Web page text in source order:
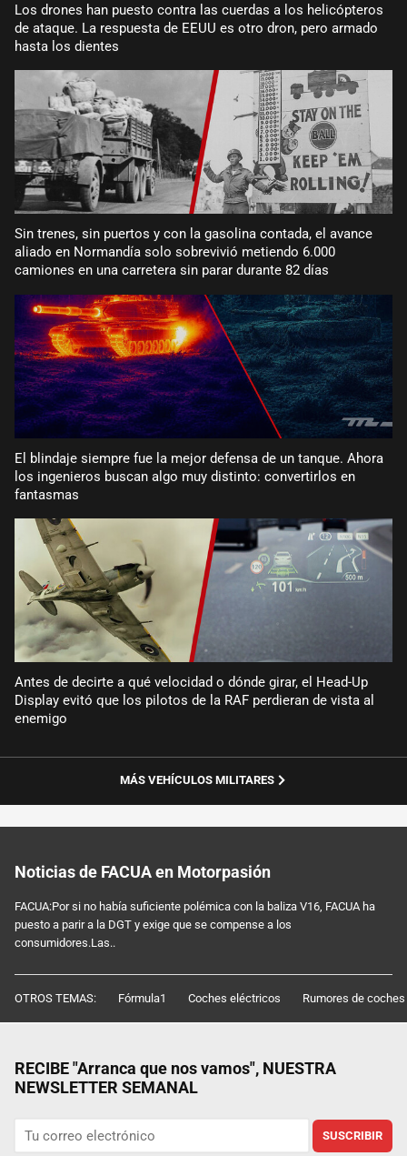
Los drones han puesto contra las cuerdas a los helicópteros
de ataque. La respuesta de EEUU es otro dron, pero armado
hasta los dientes
Sin trenes, sin puertos y con la gasolina contada, el avance
aliado en Normandía solo sobrevivió metiendo 6.000
camiones en una carretera sin parar durante 82 días
El blindaje siempre fue la mejor defensa de un tanque. Ahora
los ingenieros buscan algo muy distinto: convertirlos en
fantasmas
Antes de decirte a qué velocidad o dónde girar, el Head-Up
Display evitó que los pilotos de la RAF perdieran de vista al
enemigo
MÁS VEHÍCULOS MILITARES
Noticias de FACUA en Motorpasión
FACUA:Por si no había suficiente polémica con la baliza V16, FACUA ha
puesto a parir a la DGT y exige que se compense a los
consumidores.Las..
OTROS TEMAS: Fórmula1 Coches eléctricos Rumores de coches
RECIBE "Arranca que nos vamos", NUESTRA
NEWSLETTER SEMANAL
SUSCRIBIR